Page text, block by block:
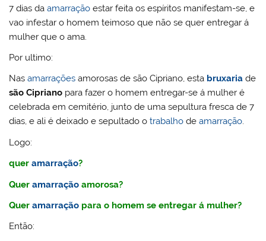
7 dias daamarração estar feita os espíritos manifestam-se, e
vao infestar o homem teimoso que não se quer entregar á
mulher que o ama.
Por ultimo:
Nasamarrações amorosas de são Cipriano, esta bruxaria de
são Cipriano para fazer o homem entregar-se á mulher é
celebrada em cemitério, junto de uma sepultura fresca de 7
dias, e ali é deixado e sepultado otrabalho deamarração.
Logo:
queramarração?
Queramarração amorosa?
Queramarração para o homem se entregar á mulher?
Então: